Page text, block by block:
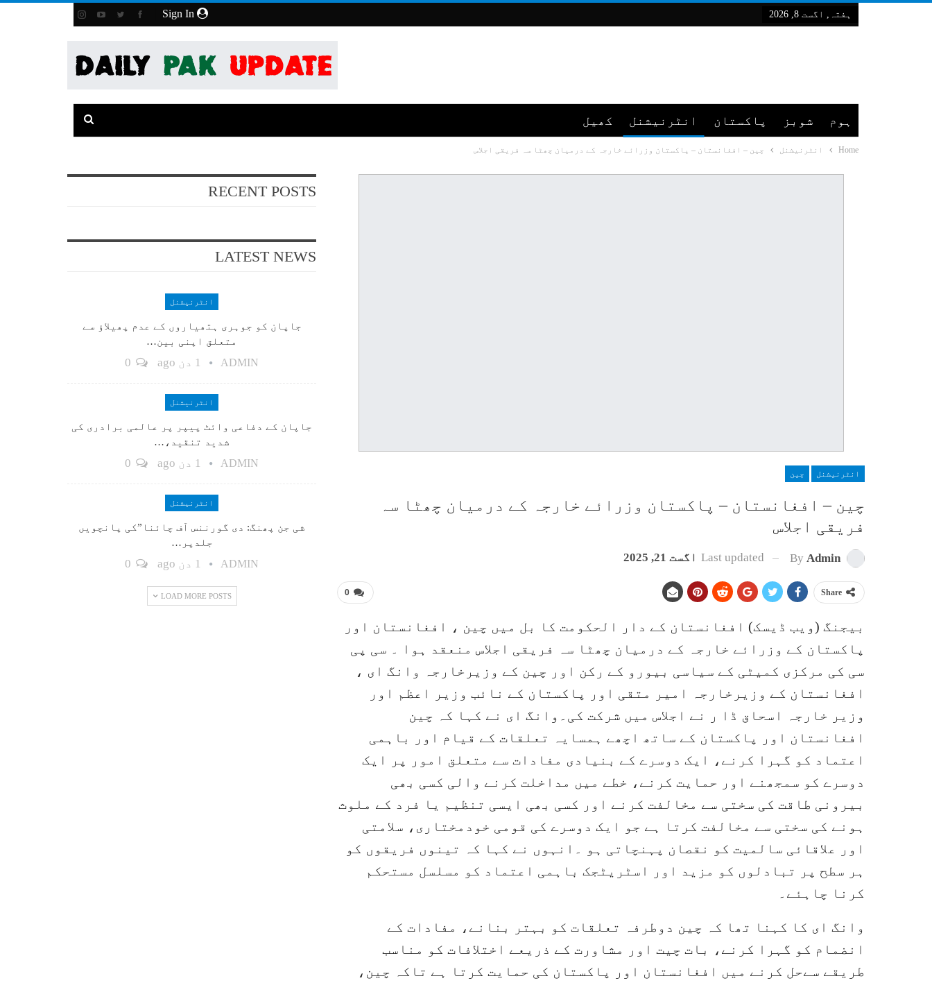
ہفتہ, اگست 8, 2026
ہوم شوبز پاکستان انٹرنیشنل کھیل
Home انٹرنیشنل چین – افغانستان – پاکستان وزرائے خارجہ کے درمیان چھٹا سہ فریقی اجلاس
انٹرنیشنل چین
چین – افغانستان – پاکستان وزرائے خارجہ کے درمیان چھٹا سہ
فریقی اجلاس
By Admin
Last updated اگست 21, 2025
0 Share
بیجنگ (ویب ڈیسک) افغانستان کے دار الحکومت کا بل میں چین ، افغانستان اور
پاکستان کے وزرائے خارجہ کے درمیان چھٹا سہ فریقی اجلاس منعقد ہوا ۔ سی پی
سی کی مرکزی کمیٹی کے سیاسی بیورو کے رکن اور چین کے وزیرخارجہ وانگ ای ،
افغانستان کے وزیرخارجہ امیر متقی اور پاکستان کے نائب وزیر اعظم اور
وزیر خارجہ اسحاق ڈا ر نے اجلاس میں شرکت کی۔وانگ ای نے کہا کہ چین
افغانستان اور پاکستان کے ساتھ اچھے ہمسایہ تعلقات کے قیام اور باہمی
اعتماد کو گہرا کرنے، ایک دوسرے کے بنیادی مفادات سے متعلق امور پر ایک
دوسرے کو سمجھنے اور حمایت کرنے، خطے میں مداخلت کرنے والی کسی بھی
بیرونی طاقت کی سختی سے مخالفت کرنے اور کسی بھی ایسی تنظیم یا فرد کے ملوث
ہونے کی سختی سے مخالفت کرتا ہے جو ایک دوسرے کی قومی خودمختاری، سلامتی
اور علاقائی سالمیت کو نقصان پہنچاتی ہو ۔انہوں نے کہا کہ تینوں فریقوں کو
ہر سطح پر تبادلوں کو مزید اور اسٹریٹجک باہمی اعتماد کو مسلسل مستحکم
کرنا چاہئے۔
وانگ ای کا کہنا تھا کہ چین دوطرفہ تعلقات کو بہتر بنانے، مفادات کے
انضمام کو گہرا کرنے، بات چیت اور مشاورت کے ذریعے اختلافات کو مناسب
طریقے سےحل کرنے میں افغانستان اور پاکستان کی حمایت کرتا ہے تاکہ چین،
RECENT POSTS
LATEST NEWS
انٹرنیشنل
جاپان کو جوہری ہتھیاروں کے عدم پھیلاؤ سے
متعلق اپنی بین…
ADMIN 1 دن ago
انٹرنیشنل
جاپان کے دفاعی وائٹ پیپر پر عالمی برادری کی
شدید تنقید،…
ADMIN 1 دن ago
انٹرنیشنل
شی جن پھنگ: دی گورننس آف چائنا”کی پانچویں
جلدپر…
ADMIN 1 دن ago
LOAD MORE POSTS